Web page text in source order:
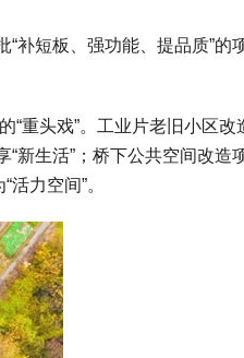
补短板、强功能、提品质”的
“重头戏”。工业片老旧小区
新生活”；桥下公共空间改造
力空间”。